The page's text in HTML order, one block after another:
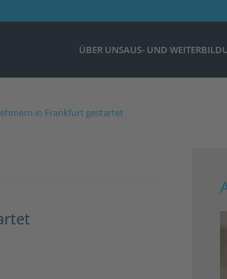
ÜBER UNSAUS- UND
in Frankfurt gestartet